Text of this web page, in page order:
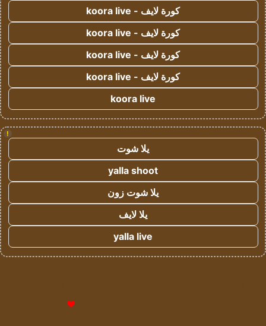
كورة لايف - koora live
كورة لايف - koora live
كورة لايف - koora live
كورة لايف - koora live
koora live
!
يلا شوت
yalla shoot
يلا شوت زون
يلا لايف
yalla live